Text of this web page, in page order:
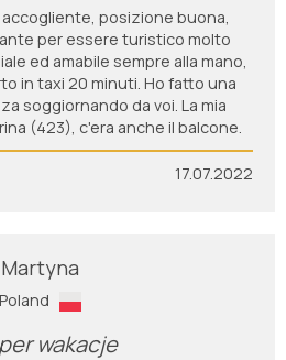
posizione buona,
per essere turistico molto
ed amabile sempre alla mano,
in taxi 20 minuti. Ho fatto una
soggiornando da voi. La mia
(423), c'era anche il balcone.
17.07.2022
Martyna
Poland
wakacje